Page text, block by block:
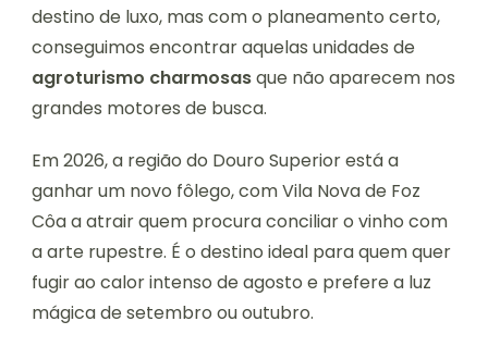
destino de luxo, mas com o planeamento certo,
conseguimos encontrar aquelas unidades de
agroturismo charmosasque não aparecem nos
grandes motores de busca.
Em 2026, a região do Douro Superior está a
ganhar um novo fôlego, com Vila Nova de Foz
Côa a atrair quem procura conciliar o vinho com
a arte rupestre. É o destino ideal para quem quer
fugir ao calor intenso de agosto e prefere a luz
mágica de setembro ou outubro.